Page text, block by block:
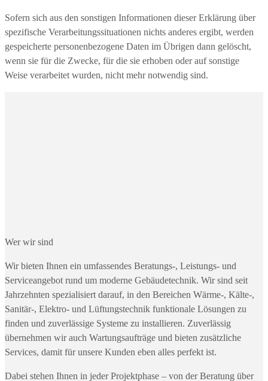
Sofern sich aus den sonstigen Informationen dieser Erklärung über
spezifische Verarbeitungssituationen nichts anderes ergibt, werden
gespeicherte personenbezogene Daten im Übrigen dann gelöscht,
wenn sie für die Zwecke, für die sie erhoben oder auf sonstige
Weise verarbeitet wurden, nicht mehr notwendig sind.
Wer wir sind
Wir bieten Ihnen ein umfassendes Beratungs-, Leistungs- und
Serviceangebot rund um moderne Gebäudetechnik. Wir sind seit
Jahrzehnten spezialisiert darauf, in den Bereichen Wärme-, Kälte-,
Sanitär-, Elektro- und Lüftungstechnik funktionale Lösungen zu
finden und zuverlässige Systeme zu installieren. Zuverlässig
übernehmen wir auch Wartungsaufträge und bieten zusätzliche
Services, damit für unsere Kunden eben alles perfekt ist.
Dabei stehen Ihnen in jeder Projektphase – von der Beratung über